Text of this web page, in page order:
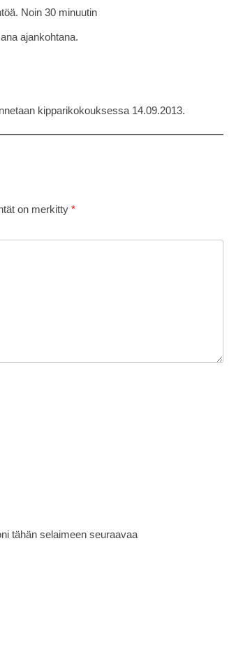
Noin 30 minuutin
ajankohtana.
kipparikokouksessa 14.09.2013.
on merkitty *
tähän selaimeen seuraavaa